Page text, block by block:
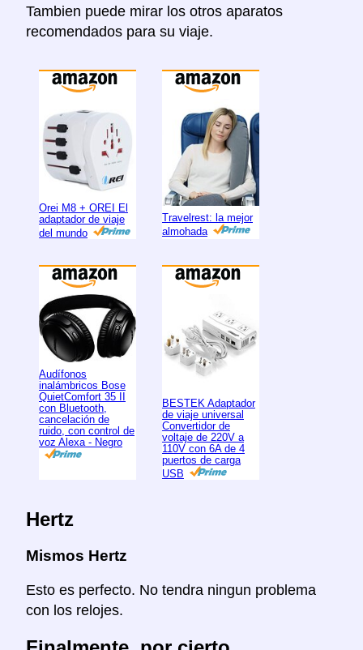
Tambien puede mirar los otros aparatos
recomendados para su viaje.
Orei M8 + OREI El
adaptador de viaje
del mundo
Travelrest: la mejor
almohada
Audífonos
inalámbricos Bose
QuietComfort 35 II
con Bluetooth,
cancelación de
ruido, con control de
voz Alexa - Negro
BESTEK Adaptador
de viaje universal
Convertidor de
voltaje de 220V a
110V con 6A de 4
puertos de carga
USB
Hertz
Mismos Hertz
Esto es perfecto. No tendra ningun problema
con los relojes.